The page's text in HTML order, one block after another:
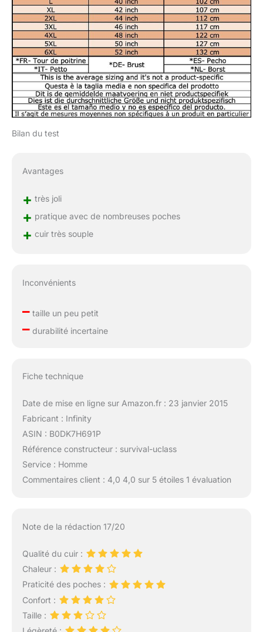
Bilan du test
Avantages
+ très joli
+ pratique avec de nombreuses poches
+ cuir très souple
Inconvénients
–taille un peu petit
–durabilité incertaine
Fiche technique
Date de mise en ligne sur Amazon.fr : 23 janvier 2015
Fabricant : Infinity
ASIN : B0DK7H691P
Référence constructeur : survival-uclass
Service : Homme
Commentaires client : 4,0 4,0 sur 5 étoiles 1 évaluation
Note de la rédaction 17/20
Qualité du cuir :
Chaleur :
Praticité des poches :
Confort :
Taille :